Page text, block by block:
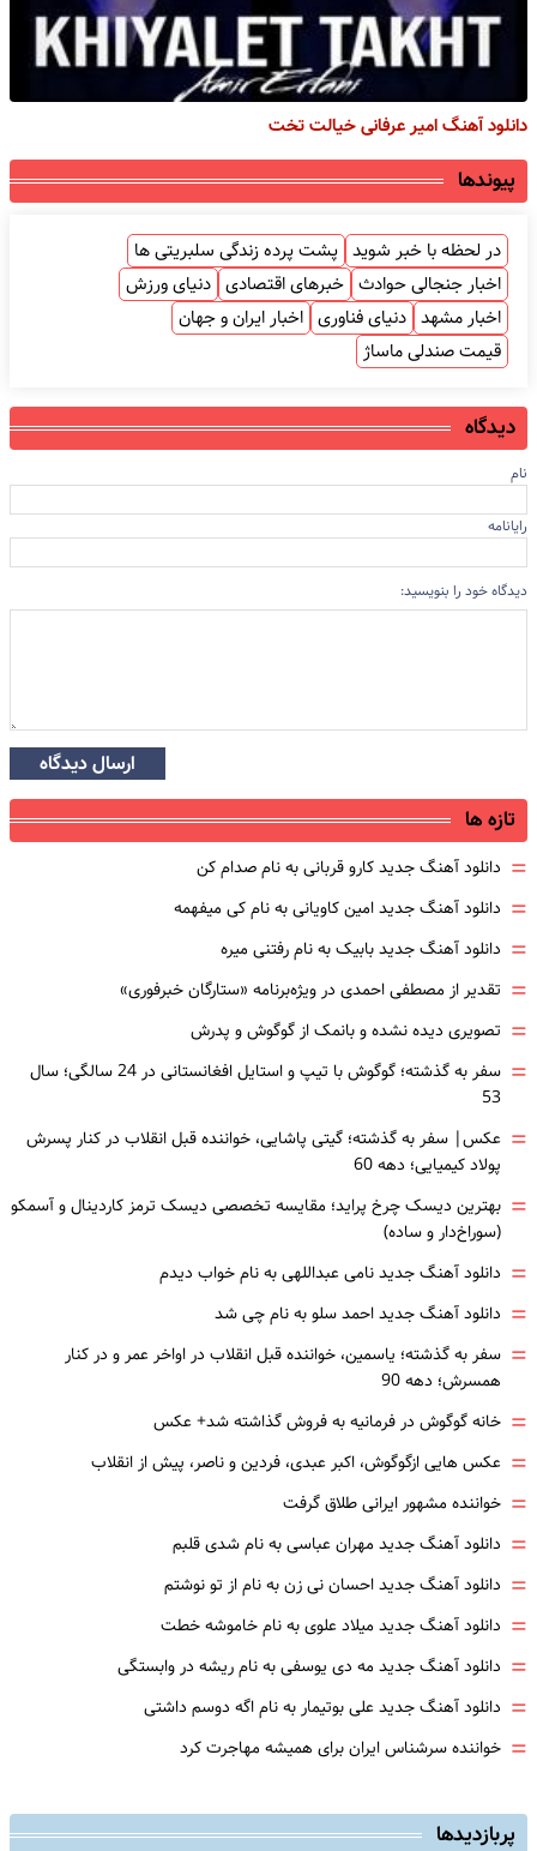
دانلود آهنگ امیر عرفانی خیالت تخت
پیوندها
در لحظه با خبر شوید پشت پرده زندگی سلبریتی ها
اخبار جنجالی حوادث خبرهای اقتصادی دنیای ورزش
اخبار مشهد دنیای فناوری اخبار ایران و جهان
قیمت صندلی ماساژ
دیدگاه
نام
رایانامه
دیدگاه خود را بنویسید:
ارسال دیدگاه
تازه ها
= دانلود آهنگ جدید کارو قربانی به نام صدام کن
= دانلود آهنگ جدید امین کاویانی به نام کی میفهمه
= دانلود آهنگ جدید بابیک به نام رفتنی میره
= تقدیر از مصطفی احمدی در ویژه‌برنامه «ستارگان خبرفوری»
= تصویری دیده نشده و بانمک از گوگوش و پدرش
=
سفر به گذشته؛ گوگوش با تیپ و استایل افغانستانی در 24 سالگی؛ سال
53
= عکس| سفر به گذشته؛ گیتی پاشایی، خواننده قبل انقلاب در کنار پسرش
پولاد کیمیایی؛ دهه 60
= بهترین دیسک چرخ پراید؛ مقایسه تخصصی دیسک ترمز کاردینال و آسمکو
(سوراخ‌دار و ساده)
= دانلود آهنگ جدید نامی عبداللهی به نام خواب دیدم
= دانلود آهنگ جدید احمد سلو به نام چی شد
= سفر به گذشته؛ یاسمین، خواننده قبل انقلاب در اواخر عمر و در کنار
همسرش؛ دهه 90
= خانه گوگوش در فرمانیه به فروش گذاشته شد+ عکس
= عکس هایی ازگوگوش، اکبر عبدی، فردین و ناصر، پیش از انقلاب
= خواننده مشهور ایرانی طلاق گرفت
= دانلود آهنگ جدید مهران عباسی به نام شدی قلبم
= دانلود آهنگ جدید احسان نی زن به نام از تو نوشتم
= دانلود آهنگ جدید میلاد علوی به نام خاموشه خطت
= دانلود آهنگ جدید مه دی یوسفی به نام ریشه در وابستگی
= دانلود آهنگ جدید علی بوتیمار به نام اگه دوسم داشتی
= خواننده سرشناس ایران برای همیشه مهاجرت کرد
پربازدیدها